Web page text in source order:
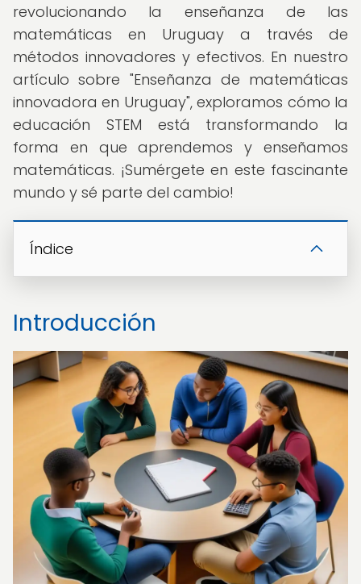
revolucionando la enseñanza de las
matemáticas en Uruguay a través de
métodos innovadores y efectivos. En nuestro
artículo sobre "Enseñanza de matemáticas
innovadora en Uruguay", exploramos cómo la
educación STEM está transformando la
forma en que aprendemos y enseñamos
matemáticas. ¡Sumérgete en este fascinante
mundo y sé parte del cambio!
Índice
Introducción